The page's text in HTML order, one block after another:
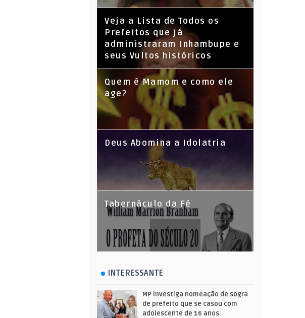
Veja a Lista de Todos os
Prefeitos que já
administraram Inhambupe e
seus Vultos históricos
Quem é Mamom e como ele
age?
Deus Abomina a Idolatria
Tabernáculo da Fé
INTERESSANTE
MP investiga nomeação de sogra
de prefeito que se casou com
adolescente de 16 anos